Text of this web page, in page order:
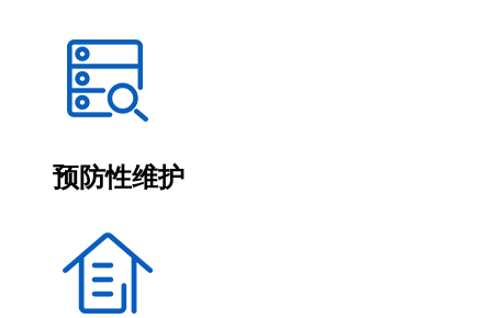
预防性维护